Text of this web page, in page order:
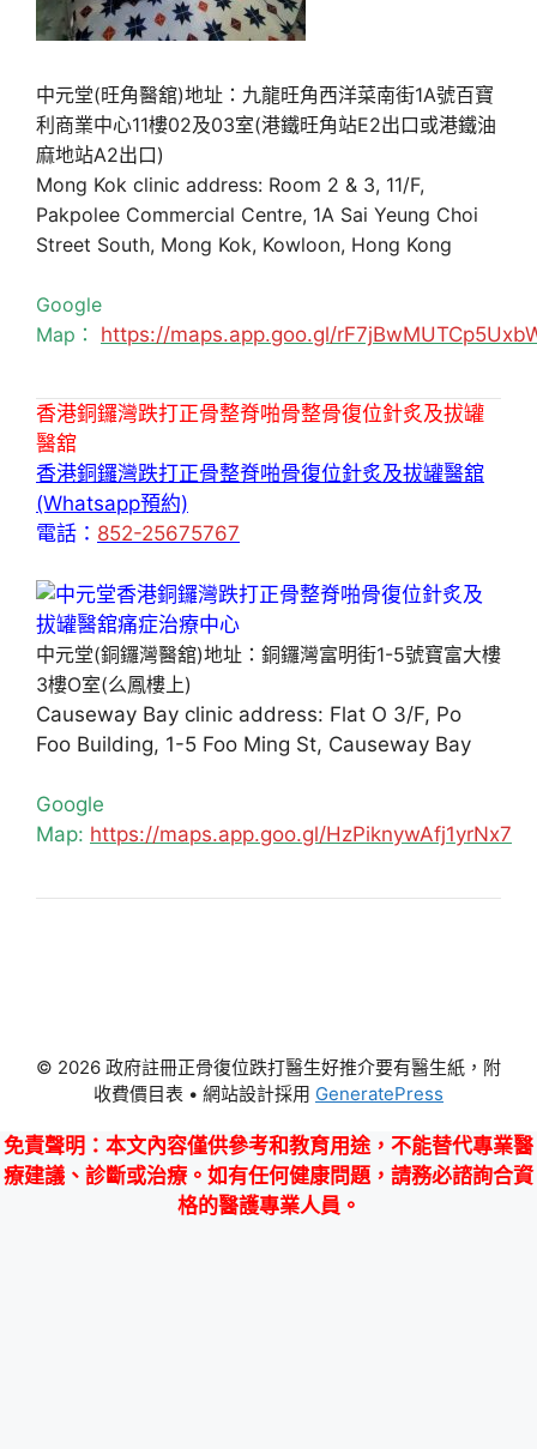
中元堂(旺角醫舘)地址：九龍旺角西洋菜南街1A號百寶
利商業中心11樓02及03室(港鐵旺角站E2出口或港鐵油
麻地站A2出口)
Mong Kok clinic address: Room 2 & 3, 11/F,
Pakpolee Commercial Centre, 1A Sai Yeung Choi
Street South, Mong Kok, Kowloon, Hong Kong
Google
Map： https://maps.app.goo.gl/
香港銅鑼灣跌打正骨整脊啪骨整骨復位針炙及拔罐
醫舘
香港銅鑼灣跌打正骨整脊啪骨復位針炙及拔罐醫舘
(Whatsapp預約)
電話： 852-25675767
中元堂(銅鑼灣醫舘)地址：銅鑼灣富明街1-5號寶富大樓
3樓O室(么鳳樓上)
Causeway Bay clinic address: Flat O 3/F, Po
Foo Building, 1-5 Foo Ming St, Causeway Bay
Google
Map: https://maps.app.goo.gl/HzPiknywAfj1yrNx7
© 2026 政府註冊正骨復位跌打醫生好推介要有醫生紙，附
收費價目表 • 網站設計採用 GeneratePress
免責聲明 ：本文內容僅供參考和教育用途，不能替代專業醫
療建議、診斷或治療。如有任何健康問題，請務必諮詢合資
格的醫護專業人員。